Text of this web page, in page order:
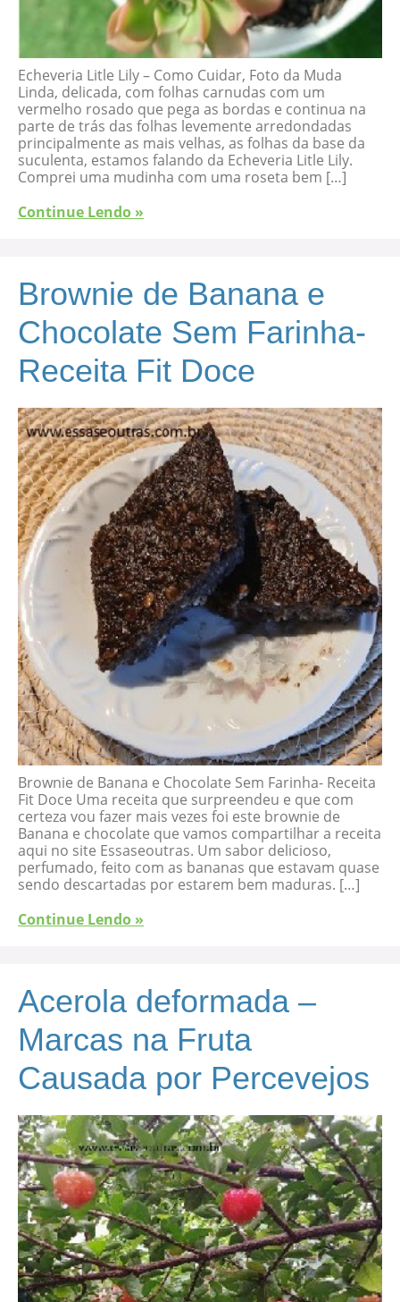
Echeveria Litle Lily – Como Cuidar, Foto da Muda
Linda, delicada, com folhas carnudas com um
vermelho rosado que pega as bordas e continua na
parte de trás das folhas levemente arredondadas
principalmente as mais velhas, as folhas da base da
suculenta, estamos falando da Echeveria Litle Lily.
Comprei uma mudinha com uma roseta bem […]
Continue Lendo »
Brownie de Banana e
Chocolate Sem Farinha-
Receita Fit Doce
Brownie de Banana e Chocolate Sem Farinha- Receita
Fit Doce Uma receita que surpreendeu e que com
certeza vou fazer mais vezes foi este brownie de
Banana e chocolate que vamos compartilhar a receita
aqui no site Essaseoutras. Um sabor delicioso,
perfumado, feito com as bananas que estavam quase
sendo descartadas por estarem bem maduras. […]
Continue Lendo »
Acerola deformada –
Marcas na Fruta
Causada por Percevejos